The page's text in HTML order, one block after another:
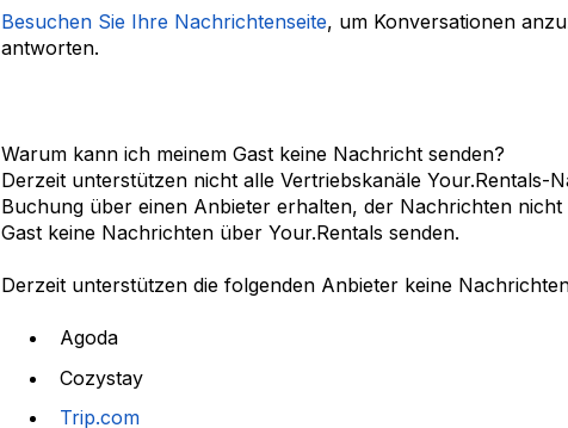
Besuchen Sie Ihre Nachrichtenseite, um Konversationen
antworten.
Warum kann ich meinem Gast keine Nachricht senden?
Derzeit unterstützen nicht alle Vertriebskanäle Your.Rentals-
Buchung über einen Anbieter erhalten, der Nachrichten
Gast keine Nachrichten über Your.Rentals senden.
Derzeit unterstützen die folgenden Anbieter keine
Agoda
Cozystay
Trip.com